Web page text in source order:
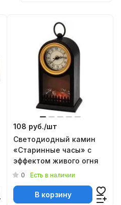
108 руб./шт
Светодиодный камин
«Старинные часы» с
эффектом живого огня
0 Есть в наличии
В корзину